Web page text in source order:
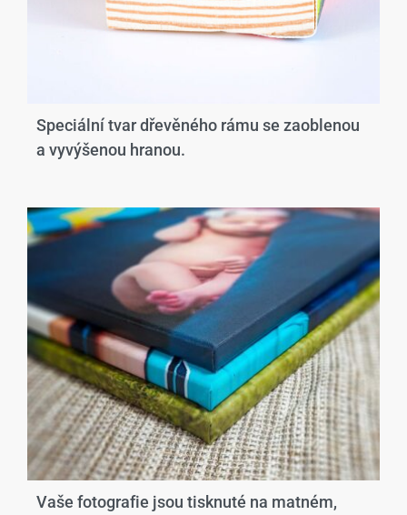
Speciální tvar dřevěného rámu se zaoblenou
a vyvýšenou hranou.​
Vaše fotografie jsou tisknuté na matném,